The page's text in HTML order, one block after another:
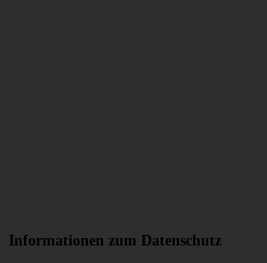
Informationen zum Datenschutz